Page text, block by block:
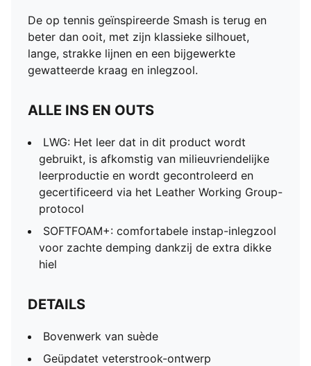
De op tennis geïnspireerde Smash is terug en
beter dan ooit, met zijn klassieke silhouet,
lange, strakke lijnen en een bijgewerkte
gewatteerde kraag en inlegzool.
ALLE INS EN OUTS
LWG: Het leer dat in dit product wordt
gebruikt, is afkomstig van milieuvriendelijke
leerproductie en wordt gecontroleerd en
gecertificeerd via het Leather Working Group-
protocol
SOFTFOAM+: comfortabele instap-inlegzool
voor zachte demping dankzij de extra dikke
hiel
DETAILS
Bovenwerk van suède
Geüpdatet veterstrook-ontwerp